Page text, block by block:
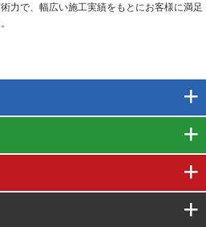
力で、幅広い施工実績をもとにお客様に満足